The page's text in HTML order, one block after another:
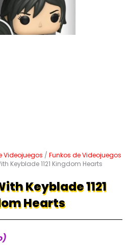
Videojuegos / Funkos de Videojuegos
Keyblade 1121 Kingdom Hearts
Keyblade 1121
Hearts